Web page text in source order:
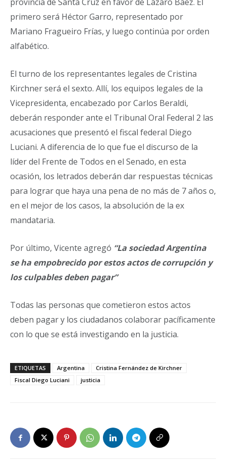
primero será Héctor Garro, representado por
Mariano Fragueiro Frías, y luego continúa por orden
alfabético.
El turno de los representantes legales de Cristina
Kirchner será el sexto. Allí, los equipos legales de la
Vicepresidenta, encabezado por Carlos Beraldi,
deberán responder ante el Tribunal Oral Federal 2 las
acusaciones que presentó el fiscal federal Diego
Luciani. A diferencia de lo que fue el discurso de la
líder del Frente de Todos en el Senado, en esta
ocasión, los letrados deberán dar respuestas técnicas
para lograr que haya una pena de no más de 7 años o,
en el mejor de los casos, la absolución de la ex
mandataria.
Por último, Vicente agregó “La sociedad Argentina
se ha empobrecido por estos actos de corrupción y
los culpables deben pagar”
Todas las personas que cometieron estos actos
deben pagar y los ciudadanos colaborar pacíficamente
con lo que se está investigando en la justicia.
ETIQUETAS Argentina
Cristina Fernández de Kirchner
Fiscal Diego Luciani
justicia